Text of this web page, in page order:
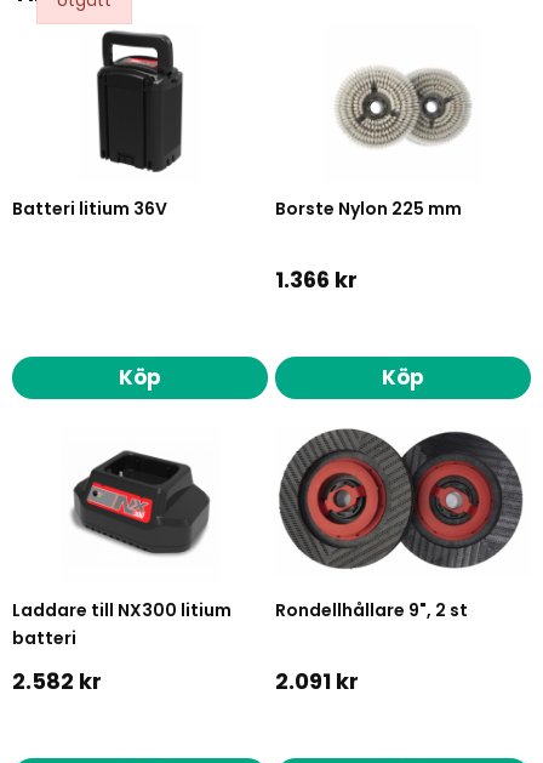
Batteri litium 36V
Köp
Borste Nylon 225 mm
1.366 kr
Köp
Laddare till NX300 litium
batteri
2.582 kr
Rondellhållare 9", 2 st
2.091 kr